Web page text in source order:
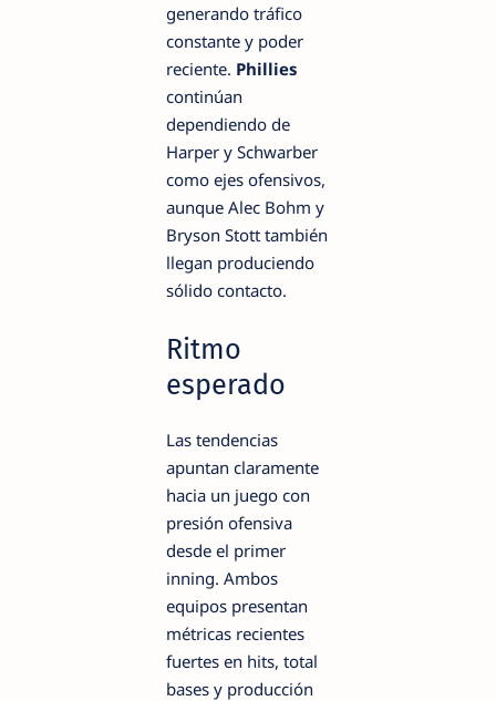
generando tráfico
constante y poder
reciente. Phillies
continúan
dependiendo de
Harper y Schwarber
como ejes ofensivos,
aunque Alec Bohm y
Bryson Stott también
llegan produciendo
sólido contacto.
Ritmo
esperado
Las tendencias
apuntan claramente
hacia un juego con
presión ofensiva
desde el primer
inning. Ambos
equipos presentan
métricas recientes
fuertes en hits, total
bases y producción